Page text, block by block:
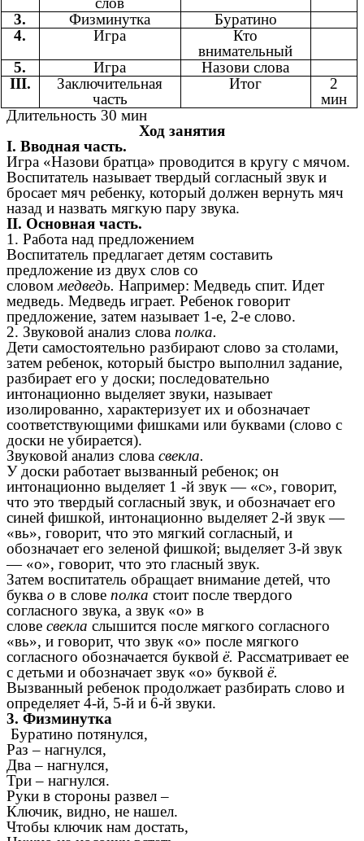
3.
Физминутка
Буратино
4.
Игра
Кто
внимательный
5.
Игра
Назови слова
III.
Заключительная
часть
Итог
2
мин
Длительность 30 мин
Ход занятия
I. Вводная часть.
Игра «Назови братца» проводится в кругу с мячом.
Воспитатель называет твердый согласный звук и
бросает мяч ребенку, который должен вернуть мяч
назад и назвать мягкую пару звука.
II. Основная часть.
1. Работа над предложением
Воспитатель предлагает детям составить
предложение из двух слов со
словоммедведь. Например: Медведь спит. Идет
медведь. Медведь играет. Ребенок говорит
предложение, затем называет 1-е, 2-е слово.
2. Звуковой анализ слова полка.
Дети самостоятельно разбирают слово за столами,
затем ребенок, который быстро выполнил задание,
разбирает его у доски; последовательно
интонационно выделяет звуки, называет
изолированно, характеризует их и обозначает
соответствующими фишками или буквами (слово с
доски не убирается).
Звуковой анализ слова свекла.
У доски работает вызванный ребенок; он
интонационно выделяет 1 -й звук — «с», говорит,
что это твердый согласный звук, и обозначает его
синей фишкой, интонационно выделяет 2-й звук —
«вь», говорит, что это мягкий согласный, и
обозначает его зеленой фишкой; выделяет 3-й звук
— «о», говорит, что это гласный звук.
Затем воспитатель обращает внимание детей, что
буква о в слове полка стоит после твердого
согласного звука, а звук «о» в
слове свекла слышится после мягкого согласного
«вь», и говорит, что звук «о» после мягкого
согласного обозначается буквой ё. Рассматривает ее
с детьми и обозначает звук «о» буквой ё.
Вызванный ребенок продолжает разбирать слово и
определяет 4-й, 5-й и 6-й звуки.
3. Физминутка
Буратино потянулся,
Раз – нагнулся,
Два – нагнулся,
Три – нагнулся.
Руки в стороны развел –
Ключик, видно, не нашел.
Чтобы ключик нам достать,